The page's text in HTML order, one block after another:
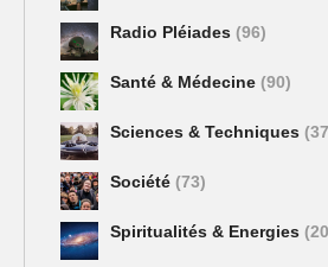
Radio Pléiades (96)
Santé & Médecine (90)
Sciences & Techniques
Société (73)
Spiritualités & Energies